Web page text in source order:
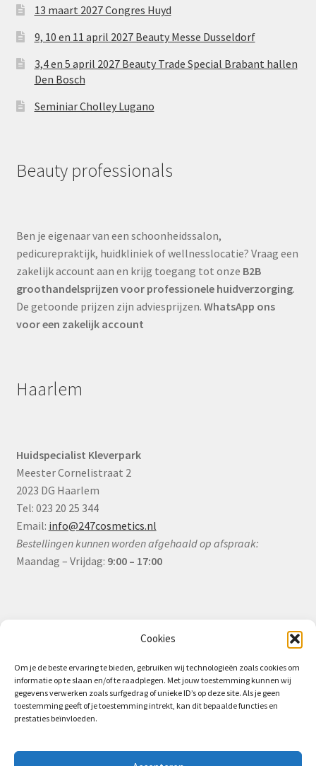
Cookies
Om je de beste ervaring te bieden, gebruiken wij technologieën zoals cookies om
informatie op te slaan en/of te raadplegen. Met jouw toestemming kunnen wij
gegevens verwerken zoals surfgedrag of unieke ID’s op deze site. Als je geen
toestemming geeft of je toestemming intrekt, kan dit bepaalde functies en
prestaties beïnvloeden.
13 maart 2027 Congres Huyd
9, 10 en 11 april 2027 Beauty Messe Dusseldorf
3,4 en 5 april 2027 Beauty Trade Special Brabant hallen
Den Bosch
Seminiar Cholley Lugano
Beauty professionals
Ben je eigenaar van een schoonheidssalon,
pedicurepraktijk, huidkliniek of wellnesslocatie? Vraag een
zakelijk account aan en krijg toegang tot onze B2B
groothandelsprijzen voor professionele huidverzorging.
De getoonde prijzen zijn adviesprijzen. WhatsApp ons
voor een zakelijk account
Haarlem
Huidspecialist Kleverpark
Meester Cornelistraat 2
2023 DG Haarlem
Tel: 023 20 25 344
Email: info@247cosmetics.nl
Bestellingen kunnen worden afgehaald op afspraak:
Maandag – Vrijdag: 9:00 – 17:00
Algemene Voorwaarden (B2B)
Privacy & Cookiebeleid